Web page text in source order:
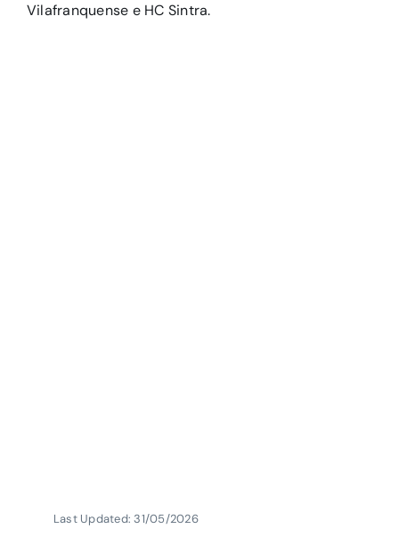
Vilafranquense e HC Sintra.
Last Updated: 31/05/2026